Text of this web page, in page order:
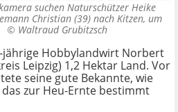
suchen Naturschützer Heike
Christian (39) nach Kitzen, um
© Waltraud Grubitzsch
jährige Hobbylandwirt Norbert
Leipzig) 1,2 Hektar Land. Vor
seine gute Bekannte, wie
das zur Heu-Ernte bestimmt